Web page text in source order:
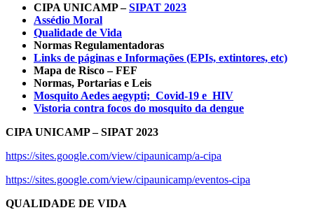
CIPA UNICAMP –SIPAT 2023
Assédio Moral
Qualidade de Vida
Normas Regulamentadoras
Links de páginas e Informações (EPIs, extintores, etc)
Mapa de Risco – FEF
Normas, Portarias e Leis
Mosquito Aedes aegypti; Covid-19 e HIV
Vistoria contra focos do mosquito da dengue
CIPA UNICAMP – SIPAT 2023
https://sites.google.com/view/cipaunicamp/a-cipa
https://sites.google.com/view/cipaunicamp/eventos-cipa
QUALIDADE DE VIDA